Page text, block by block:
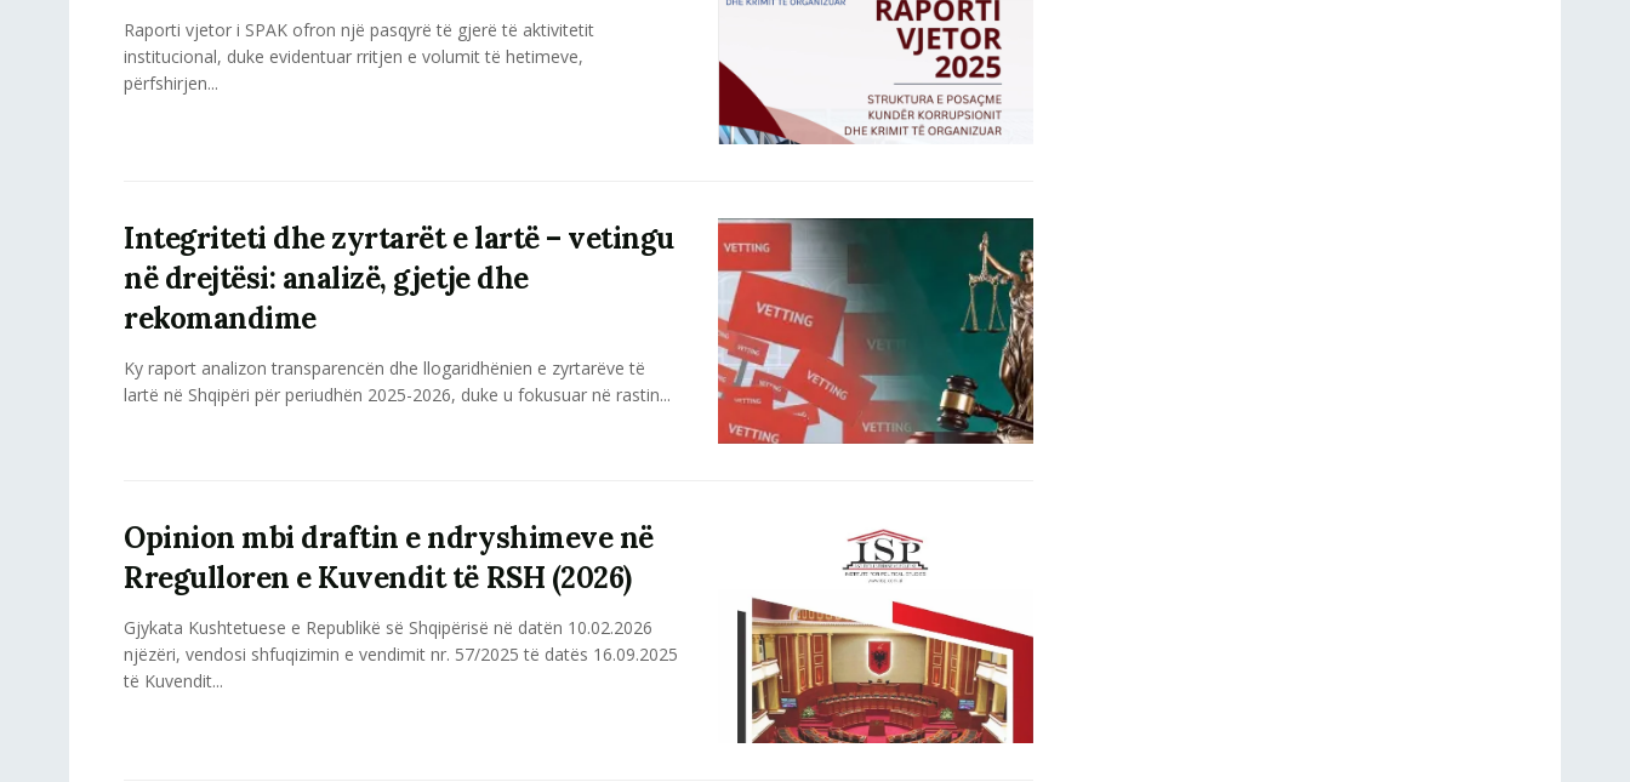
Raporti vjetor i SPAK ofron një pasqyrë të gjerë të aktivitetit
institucional, duke evidentuar rritjen e volumit të hetimeve,
përfshirjen...
Integriteti dhe zyrtarët e lartë – vetingu
në drejtësi: analizë, gjetje dhe
rekomandime
Ky raport analizon transparencën dhe llogaridhënien e zyrtarëve të
lartë në Shqipëri për periudhën 2025-2026, duke u fokusuar në rastin...
Opinion mbi draftin e ndryshimeve në
Rregulloren e Kuvendit të RSH (2026)
Gjykata Kushtetuese e Republikë së Shqipërisë në datën 10.02.2026
njëzëri, vendosi shfuqizimin e vendimit nr. 57/2025 të datës 16.09.2025
të Kuvendit...